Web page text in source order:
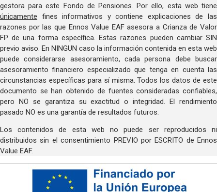
gestora para este Fondo de Pensiones. Por ello, esta web tiene
únicamente fines informativos y contiene explicaciones de las
razones por las que Ennos Value EAF asesora a Crianza de Valor
FP de una forma específica. Estas razones pueden cambiar SIN
previo aviso. En NINGUN caso la información contenida en esta web
puede considerarse asesoramiento, cada persona debe buscar
asesoramiento financiero especializado que tenga en cuenta las
circunstancias específicas para sí misma. Todos los datos de este
documento se han obtenido de fuentes consideradas confiables,
pero NO se garantiza su exactitud o integridad. El rendimiento
pasado NO es una garantía de resultados futuros.
Los contenidos de esta web no puede ser reproducidos ni
distribuidos sin el consentimiento PREVIO por ESCRITO de Ennos
Value EAF.